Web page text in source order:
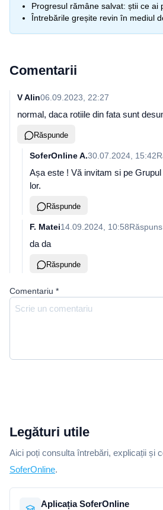
Progresul rămâne salvat: știi ce ai
Întrebările greșite revin în mediul
Comentarii
V Alin06.09.2023, 22:27
normal, daca rotiile din fata sunt
Răspunde
SoferOnline A.30.07.2024, 15:42
Așa este ! Vă invitam si pe
lor.
Răspunde
F. Matei14.09.2024, 10:58
da da
Răspunde
Comentariu *
Legături utile
Aici poți consulta întrebări, explicații și
SoferOnline.
Aplicația SoferOnline